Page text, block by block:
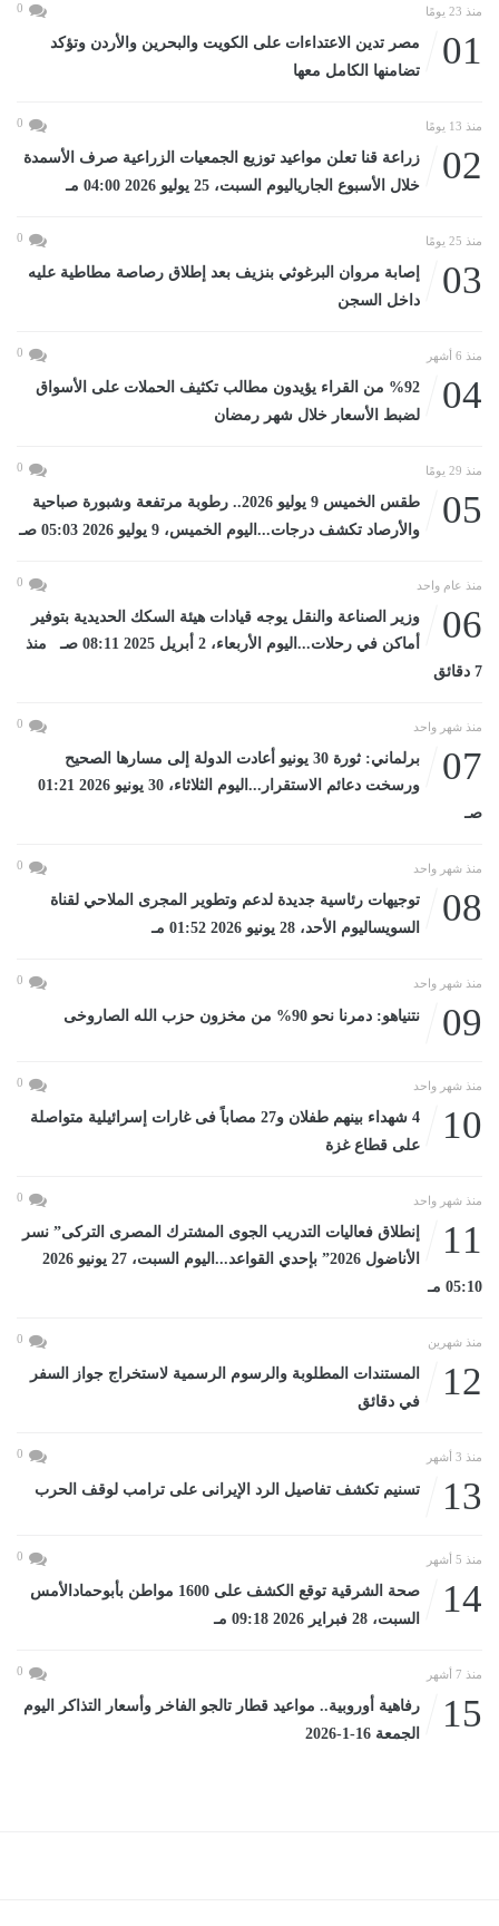
منذ 23 يومًا 0
01
مصر تدين الاعتداءات على الكويت والبحرين والأردن وتؤكد
تضامنها الكامل معها
منذ 13 يومًا 0
02
زراعة قنا تعلن مواعيد توزيع الجمعيات الزراعية صرف الأسمدة
خلال الأسبوع الجارياليوم السبت، 25 يوليو 2026 04:00 مـ
منذ 25 يومًا 0
03
إصابة مروان البرغوثي بنزيف بعد إطلاق رصاصة مطاطية عليه
داخل السجن
منذ 6 أشهر 0
04
%92 من القراء يؤيدون مطالب تكثيف الحملات على الأسواق
لضبط الأسعار خلال شهر رمضان
منذ 29 يومًا 0
05
طقس الخميس 9 يوليو 2026.. رطوبة مرتفعة وشبورة صباحية
والأرصاد تكشف درجات...اليوم الخميس، 9 يوليو 2026 05:03 صـ
منذ عام واحد 0
06
وزير الصناعة والنقل يوجه قيادات هيئة السكك الحديدية بتوفير
أماكن في رحلات...اليوم الأربعاء، 2 أبريل 2025 08:11 صـ منذ
7 دقائق
منذ شهر واحد 0
07
برلماني: ثورة 30 يونيو أعادت الدولة إلى مسارها الصحيح
ورسخت دعائم الاستقرار...اليوم الثلاثاء، 30 يونيو 2026 01:21
صـ
منذ شهر واحد 0
08
توجيهات رئاسية جديدة لدعم وتطوير المجرى الملاحي لقناة
السويساليوم الأحد، 28 يونيو 2026 01:52 مـ
منذ شهر واحد 0
09 نتنياهو: دمرنا نحو 90% من مخزون حزب الله الصاروخى
منذ شهر واحد 0
10
4 شهداء بينهم طفلان و27 مصاباً فى غارات إسرائيلية متواصلة
على قطاع غزة
منذ شهر واحد 0
11
إنطلاق فعاليات التدريب الجوى المشترك المصرى التركى” نسر
الأناضول 2026” بإحدي القواعد...اليوم السبت، 27 يونيو 2026
05:10 مـ
منذ شهرين 0
12
المستندات المطلوبة والرسوم الرسمية لاستخراج جواز السفر
في دقائق
منذ 3 أشهر 0
13 تسنيم تكشف تفاصيل الرد الإيرانى على ترامب لوقف الحرب
منذ 5 أشهر 0
14
صحة الشرقية توقع الكشف على 1600 مواطن بأبوحمادالأمس
السبت، 28 فبراير 2026 09:18 مـ
منذ 7 أشهر 0
15
رفاهية أوروبية.. مواعيد قطار تالجو الفاخر وأسعار التذاكر اليوم
الجمعة 16-1-2026